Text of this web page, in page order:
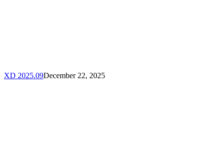
XD 2025.09December 22, 2025